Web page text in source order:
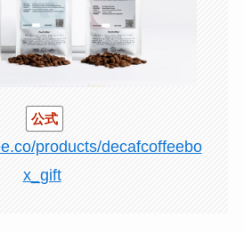
公式
products/decafcoffeebo
x_gift